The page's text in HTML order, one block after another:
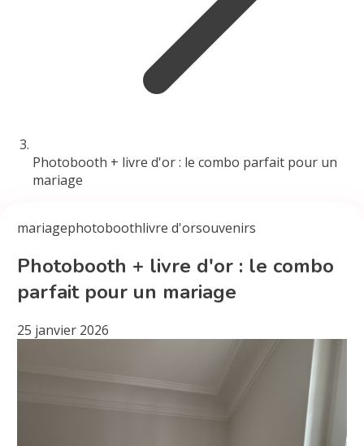
Photobooth + livre d'or : le combo parfait pour un
mariage
mariagephotoboothlivre d'orsouvenirs
Photobooth + livre d'or : le combo
parfait pour un mariage
25 janvier 2026